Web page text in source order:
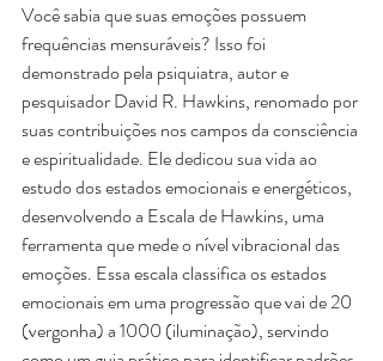
Você sabia que suas emoções possuem
frequências mensuráveis? Isso foi
demonstrado pela psiquiatra, autor e
pesquisador David R. Hawkins, renomado por
suas contribuições nos campos da consciência
e espiritualidade. Ele dedicou sua vida ao
estudo dos estados emocionais e energéticos,
desenvolvendo a Escala de Hawkins, uma
ferramenta que mede o nível vibracional das
emoções. Essa escala classifica os estados
emocionais em uma progressão que vai de 20
(vergonha) a 1000 (iluminação), servindo